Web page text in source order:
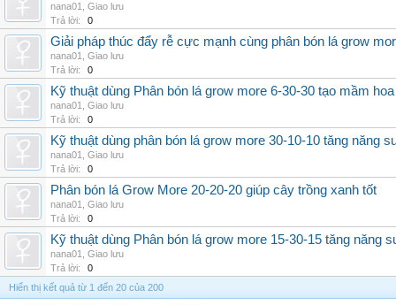
nana01
Giao lưu
Trả lời:
0
Giải pháp thúc đẩy rễ cực mạnh cùng phân bón lá grow
nana01
Giao lưu
Trả lời:
0
Kỹ thuật dùng Phân bón lá grow more 6-30-30 tạo mầm hoa
nana01
Giao lưu
Trả lời:
0
Kỹ thuật dùng phân bón lá grow more 30-10-10 tăng năng
nana01
Giao lưu
Trả lời:
0
Phân bón lá Grow More 20-20-20 giúp cây trồng xanh tốt
nana01
Giao lưu
Trả lời:
0
Kỹ thuật dùng Phân bón lá grow more 15-30-15 tăng năng
nana01
Giao lưu
Trả lời:
0
Hiển thị kết quả từ 1 đến 20 của 200